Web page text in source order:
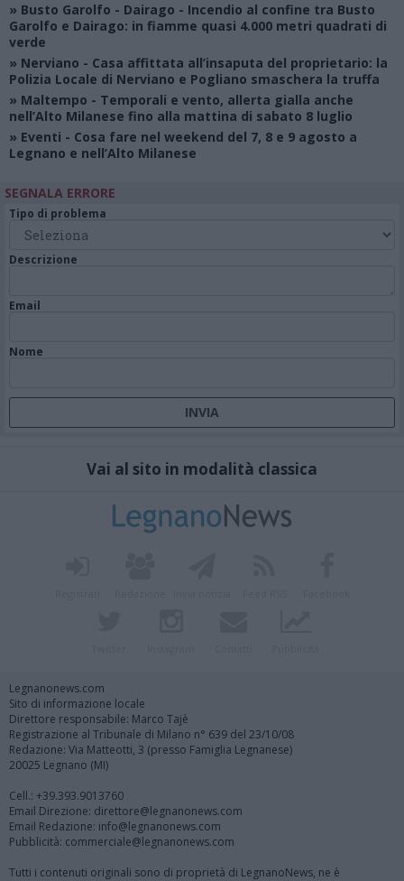
» Busto Garolfo - Dairago - Incendio al confine tra Busto
Garolfo e Dairago: in fiamme quasi 4.000 metri quadrati di
verde
» Nerviano - Casa affittata all’insaputa del proprietario: la
Polizia Locale di Nerviano e Pogliano smaschera la truffa
» Maltempo - Temporali e vento, allerta gialla anche
nell’Alto Milanese fino alla mattina di sabato 8 luglio
» Eventi - Cosa fare nel weekend del 7, 8 e 9 agosto a
Legnano e nell’Alto Milanese
SEGNALA ERRORE
Tipo di problema
Descrizione
Email
Nome
Vai al sito in modalità classica
Legnanonews.com
Sito di informazione locale
Direttore responsabile: Marco Tajè
Registrazione al Tribunale di Milano n° 639 del 23/10/08
Redazione: Via Matteotti, 3 (presso Famiglia Legnanese)
20025 Legnano (MI)
Cell.: +39.393.9013760
Email Direzione: direttore@legnanonews.com
Email Redazione: info@legnanonews.com
Pubblicità: commerciale@legnanonews.com
Tutti i contenuti originali sono di proprietà di LegnanoNews, ne è